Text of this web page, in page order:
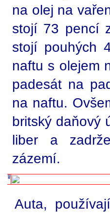
na olej na
stojí 73 pencí
stojí pouhých
naftu s olejem
padesát na
na naftu.
britský daňový
liber a
zázemí.
Auta,